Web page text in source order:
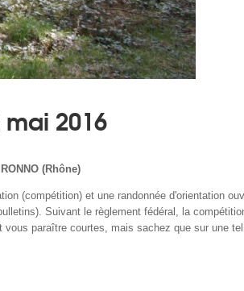
mai 2016
RONNO (Rhône)
(compétition) et une randonnée d'orientation
Suivant le règlement fédéral, la
paraître courtes, mais sachez que sur une